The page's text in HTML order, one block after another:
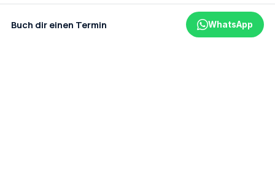
Buch dir einen Termin WhatsApp